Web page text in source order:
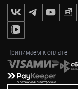
Принимаем к оплате